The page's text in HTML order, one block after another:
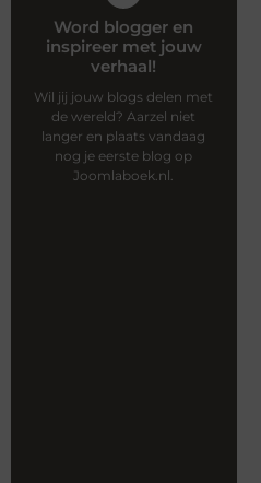
Word blogger en
inspireer met jouw
verhaal!
Wil jij jouw blogs delen met
de wereld? Aarzel niet
langer en plaats vandaag
nog je eerste blog op
Joomlaboek.nl.